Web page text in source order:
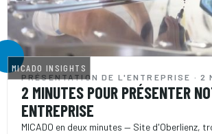
MICADO INSIGHTS
PRÉSENTATION DE L'ENTREPRISE · 2
2 MINUTES POUR PRÉSENTER
ENTREPRISE
MICADO en deux minutes — Site d'Oberlienz,